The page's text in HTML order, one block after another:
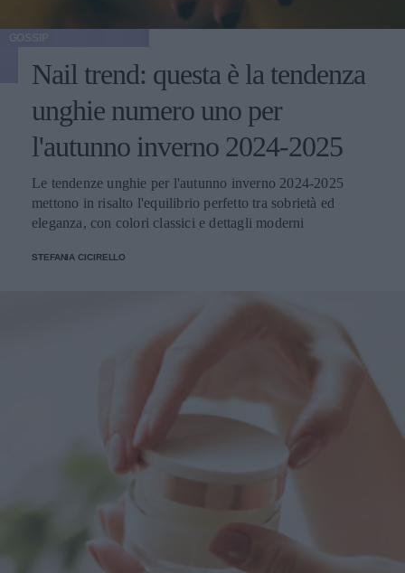
Nail trend: questa è la tendenza
unghie numero uno per
l'autunno inverno 2024-2025
Le tendenze unghie per l'autunno inverno 2024-2025
mettono in risalto l'equilibrio perfetto tra sobrietà ed
eleganza, con colori classici e dettagli moderni
STEFANIA CICIRELLO